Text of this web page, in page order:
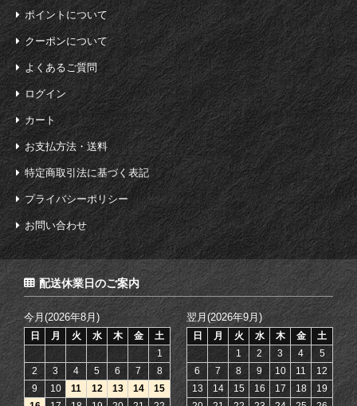
ポイントについて
クーポンについて
よくあるご質問
ログイン
カート
お支払方法・送料
特定商取引法に基づく表記
プライバシーポリシー
お問い合わせ
配送休業日のご案内
今月(2026年8月)
日 月 火 水 木 金
土
1
2
3 4 5 6 7
8
9
10 11 12 13 14
15
翌月(2026年9月)
日 月 火 水 木 金
土
1
2 3 4
5
6
7 8 9 10 11
12
13
14 15 16 17 18
19